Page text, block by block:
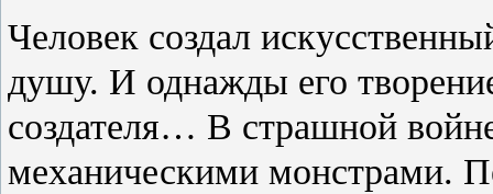
Человек создал
душу. И однажды его
создателя… В страшной
механическими монстрами.